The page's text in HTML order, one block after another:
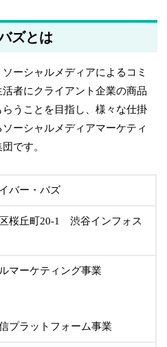
ズとは
ーシャルメディアによるコミ
者にクライアント企業の商品
うことを目指し、様々な仕掛
ーシャルメディアマーケティ
です。
バー・バズ
桜丘町20-1 渋谷インフォス
マーケティング事業
プラットフォーム事業